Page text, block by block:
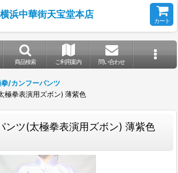
横浜中華街天宝堂本店
カート
商品検索 ご利用案内 問い合わせ
/カンフーパンツ
極拳表演用ズボン) 薄紫色
ンツ(太極拳表演用ズボン) 薄紫色